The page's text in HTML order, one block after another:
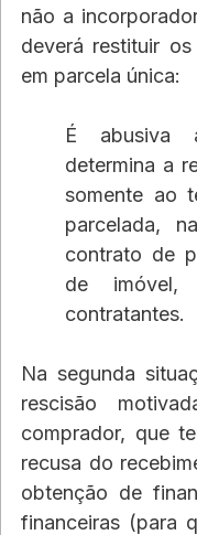
não a
deverá restituir
em parcela única:
É abusiva
determina a
somente ao
parcelada,
contrato de
de imóvel,
contratantes.
Na segunda
rescisão
comprador, que
recusa do
obtenção de
financeiras (para